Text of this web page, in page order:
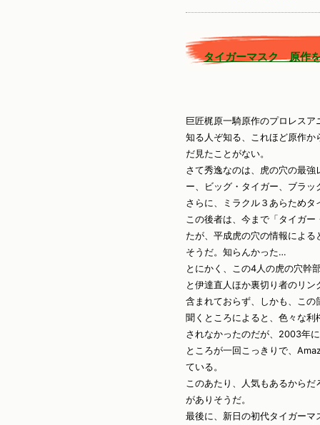
タイガーマスク 原作
巨匠梶原一騎原作のプロレスア
知る人ぞ知る、これほど原作
だ見たことがない。
さて秀逸なのは、虎の穴の最
ー、ビッグ・タイガー、ブラッ
さらに、ミラクル３あらため
この後者は、今まで「タイガ
たが、平成虎の穴の情報によ
そうだ。知らんかった…
とにかく、この4人の虎の穴幹
と伊達直人ほか裏切り者のリ
含まれておらず、しかも、こ
聞くところによると、色々な
されなかったのだが、2003年
ところが一回こっきりで、
ている。
このあたり、人気もあるから
がありそうだ。
最後に、新日の初代タイガー